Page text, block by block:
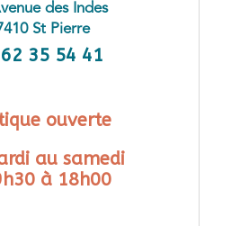
des Indes
St Pierre
35 54 41
ouverte
au samedi
à 18h00